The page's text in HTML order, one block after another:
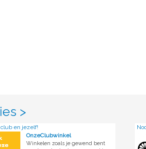
>
club en jezelf!
OnzeClubwinkel
Winkelen zoals je gewend bent